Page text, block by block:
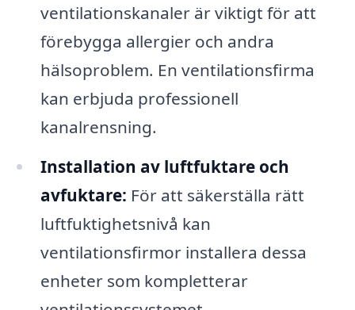
ventilationskanaler är viktigt för att
förebygga allergier och andra
hälsoproblem. En ventilationsfirma
kan erbjuda professionell
kanalrensning.
Installation av luftfuktare och
avfuktare: För att säkerställa rätt
luftfuktighetsnivå kan
ventilationsfirmor installera dessa
enheter som kompletterar